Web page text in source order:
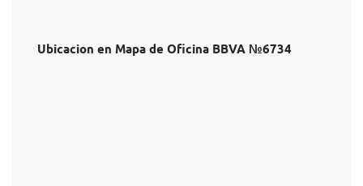
Ubicacion en Mapa de Oficina BBVA №6734